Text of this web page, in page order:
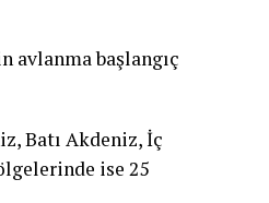
avlanma başlangıç
Batı Akdeniz, İç
ise 25